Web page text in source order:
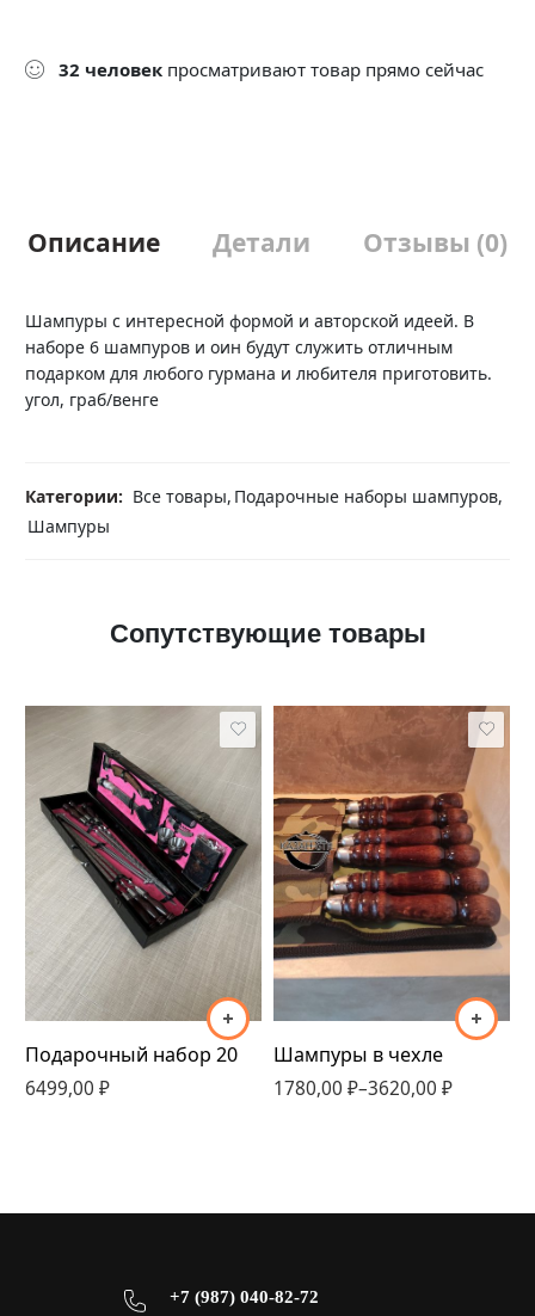
32 человек просматривают товар прямо сейчас
Описание Детали Отзывы (0)
Шампуры с интересной формой и авторской идеей. В
наборе 6 шампуров и оин будут служить отличным
подарком для любого гурмана и любителя приготовить.
угол, граб/венге
Категории: Все товары, Подарочные наборы шампуров,
Шампуры
Сопутствующие товары
Подарочный набор 20
6499,00 ₽
Шампуры в чехле
1780,00 ₽–3620,00 ₽
простой
простой(темная
ручка)
природа
ручка)
полный
+7 (987) 040-82-72